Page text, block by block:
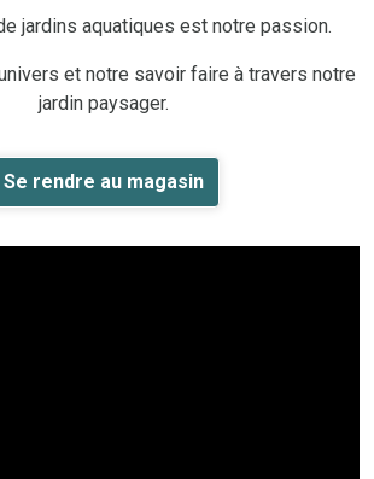
jardins aquatiques est notre passion.
et notre savoir faire à travers notre
jardin paysager.
Se rendre au magasin